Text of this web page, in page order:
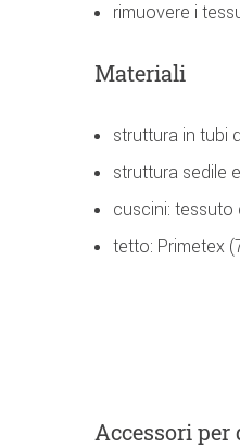
rimuovere i
Materiali
struttura in tubi
struttura sedile
cuscini: tessuto
tetto: Primetex
Accessoriper